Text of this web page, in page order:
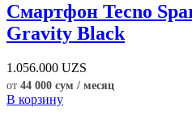
Смартфон Tecno
Gravity Black
1.056.000 UZS
от 44 000 сум / месяц
В корзину